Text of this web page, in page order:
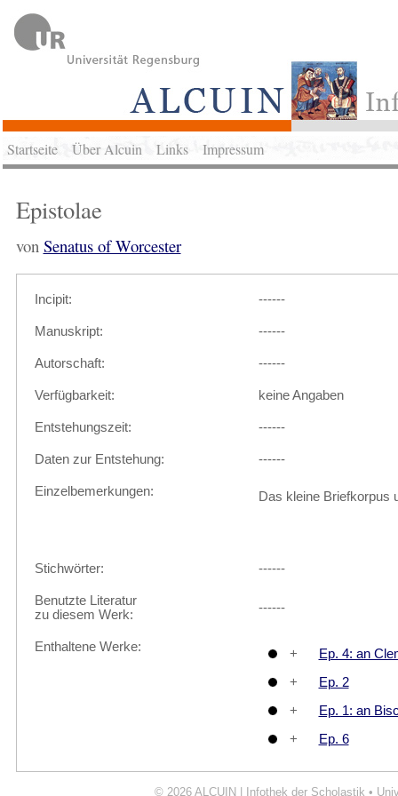
Startseite Über Alcuin Links Impressum
Epistolae
von Senatus of Worcester
Incipit: ------
Manuskript: ------
Autorschaft: ------
Verfügbarkeit: keine Angaben
Entstehungszeit: ------
Daten zur Entstehung: ------
Einzelbemerkungen: Das kleine Briefkorpus
Stichwörter: ------
Benutzte Literatur
zu diesem Werk:
------
Enthaltene Werke: +
Ep. 4: an
+
Ep. 2
+
Ep. 1: an
+
Ep. 6
© 2026 ALCUIN | Infothek der Scholastik •